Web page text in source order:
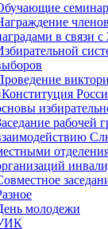
в связи с
рабочей
молодежи